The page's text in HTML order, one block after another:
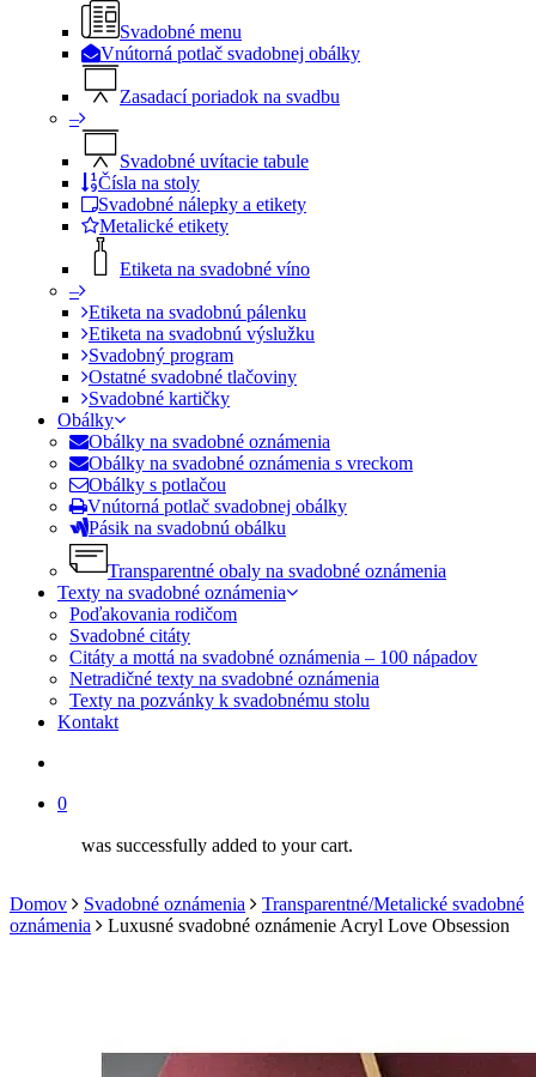
Svadobné menu
Vnútorná potlač svadobnej obálky
Zasadací poriadok na svadbu
–
Svadobné uvítacie tabule
Čísla na stoly
Svadobné nálepky a etikety
Metalické etikety
Etiketa na svadobné víno
–
Etiketa na svadobnú pálenku
Etiketa na svadobnú výslužku
Svadobný program
Ostatné svadobné tlačoviny
Svadobné kartičky
Obálky
Obálky na svadobné oznámenia
Obálky na svadobné oznámenia s vreckom
Obálky s potlačou
Vnútorná potlač svadobnej obálky
Pásik na svadobnú obálku
Transparentné obaly na svadobné oznámenia
Texty na svadobné oznámenia
Poďakovania rodičom
Svadobné citáty
Citáty a mottá na svadobné oznámenia – 100 nápadov
Netradičné texty na svadobné oznámenia
Texty na pozvánky k svadobnému stolu
Kontakt
0
was successfully added to your cart.
Domov Svadobné oznámenia
Transparentné/Metalické svadobné
oznámenia
Luxusné svadobné oznámenie Acryl Love Obsession